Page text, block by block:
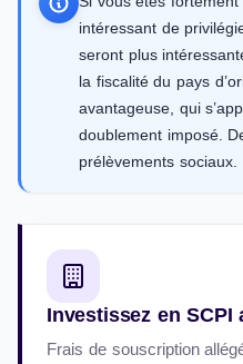
intéressant de
seront plus
la fiscalité du pays
avantageuse, qui
doublement imposé.
prélèvements sociaux.
Investissez en
Frais de souscription